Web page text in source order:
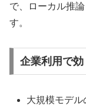
で、ローカル推
す。
企業利用で
大規模モデル